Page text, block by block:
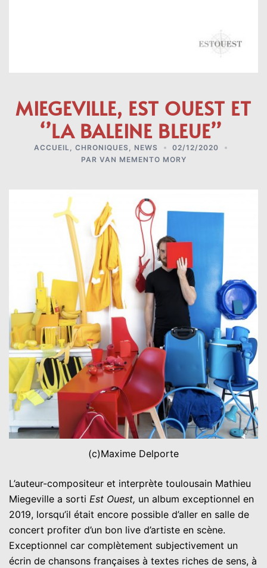
MIEGEVILLE, EST OUEST ET
‘’LA BALEINE BLEUE’’
ACCUEIL CHRONIQUES NEWS
02/12/2020
PAR VAN MEMENTO MORY
(c)Maxime Delporte
L’auteur-compositeur et interprète toulousain Mathieu
Miegeville a sorti Est Ouest, un album exceptionnel en
2019, lorsqu’il était encore possible d’aller en salle de
concert profiter d’un bon live d’artiste en scène.
Exceptionnel car complètement subjectivement un
écrin de chansons françaises à textes riches de sens, à